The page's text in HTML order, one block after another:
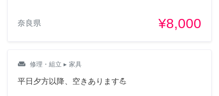
奈良県 ¥8,000
weekend 修理・組立 ▸ 家具
平日夕方以降、空きあります💪